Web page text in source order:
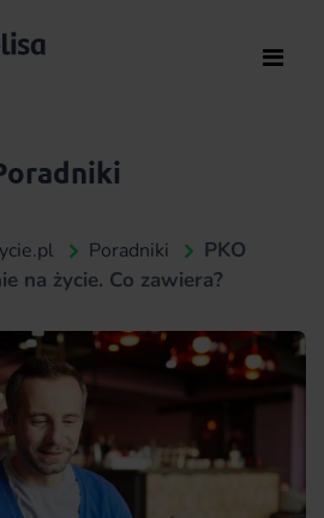
Poradniki
PKO
na życie. Co zawiera?